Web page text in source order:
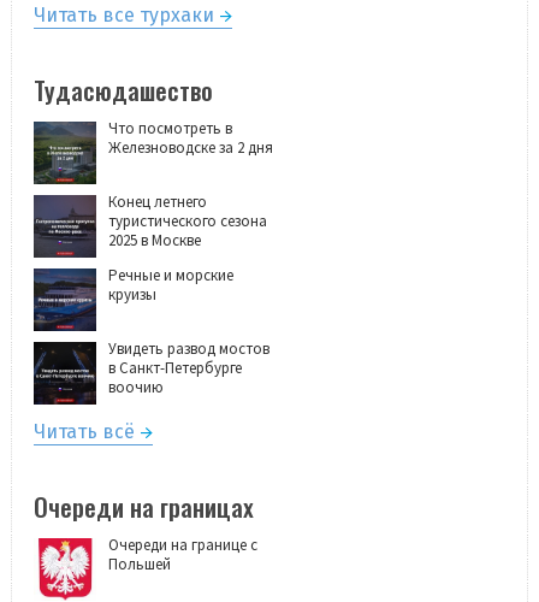
Читать все турхаки
Тудасюдашество
Что посмотреть в
Железноводске за 2 дня
Конец летнего
туристического сезона
2025 в Москве
Речные и морские
круизы
Увидеть развод мостов
в Санкт-Петербурге
воочию
Читать всё
Очереди на границах
Очереди на границе с
Польшей